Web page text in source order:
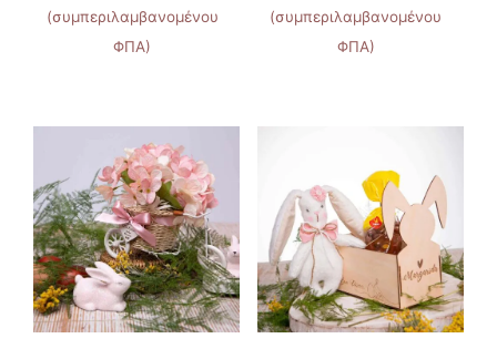
(συμπεριλαμβανομένου
ΦΠΑ)
(συμπεριλαμβανομένου
ΦΠΑ)